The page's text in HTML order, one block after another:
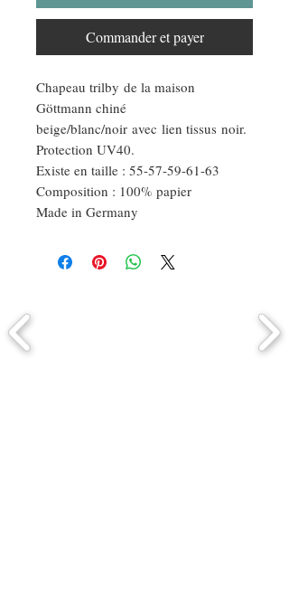
Commander et payer
Chapeau trilby de la maison
Göttmann chiné
beige/blanc/noir avec lien tissus noir.
Protection UV40.
Existe en taille : 55-57-59-61-63
Composition : 100% papier
Made in Germany